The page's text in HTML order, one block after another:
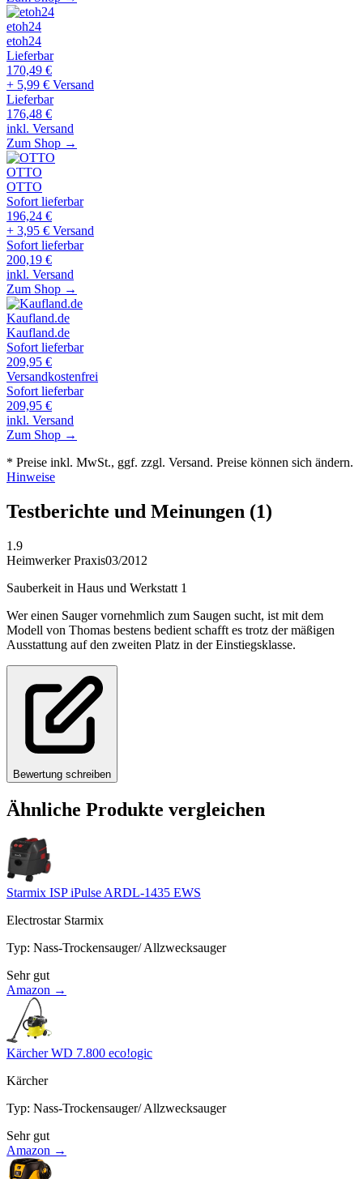
etoh24
etoh24
Lieferbar
170,49 €
+ 5,99 € Versand
Lieferbar
176,48 €
inkl. Versand
Zum Shop →
OTTO
OTTO
Sofort lieferbar
196,24 €
+ 3,95 € Versand
Sofort lieferbar
200,19 €
inkl. Versand
Zum Shop →
Kaufland.de
Kaufland.de
Sofort lieferbar
209,95 €
Versandkostenfrei
Sofort lieferbar
209,95 €
inkl. Versand
Zum Shop →
* Preise inkl. MwSt., ggf. zzgl. Versand. Preise können sich ändern.
Hinweise
Testberichte und Meinungen (1)
1.9
Heimwerker Praxis03/2012
Sauberkeit in Haus und Werkstatt 1
Wer einen Sauger vornehmlich zum Saugen sucht, ist mit dem
Modell von Thomas bestens bedient schafft es trotz der mäßigen
Ausstattung auf den zweiten Platz in der Einstiegsklasse.
Bewertung schreiben
Ähnliche Produkte vergleichen
Starmix ISP iPulse ARDL-1435 EWS
Electrostar Starmix
Typ: Nass-Trockensauger/ Allzwecksauger
Sehr gut
Amazon →
Kärcher WD 7.800 eco!ogic
Kärcher
Typ: Nass-Trockensauger/ Allzwecksauger
Sehr gut
Amazon →